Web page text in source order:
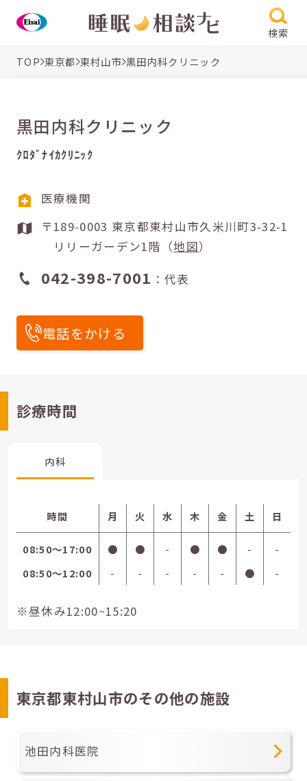
検索
TOP 東京都 東村山市 黒田内科クリニック
黒田内科クリニック
ｸﾛﾀﾞﾅｲｶｸﾘﾆｯｸ
医療機関
〒189-0003 東京都東村山市久米川町3-32-1
リリーガーデン1階（地図）
042-398-7001 ：代表
電話をかける
診療時間
内科
時間 月 火 水 木 金 土 日
08:50〜17:00 ● ● - ● ● -
-
08:50〜12:00
- - - - - ● -
※昼休み12:00~15:20
東京都東村山市のその他の施設
池田内科医院